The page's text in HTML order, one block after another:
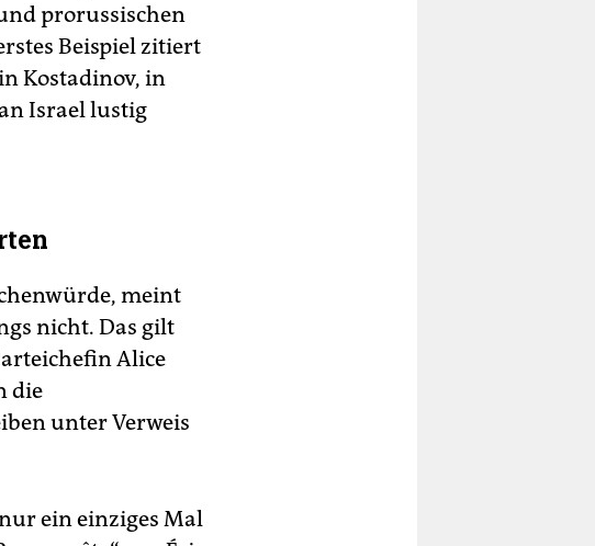
prorussischen
Beispiel zitiert
Kostadinov, in
Israel lustig
meint
nicht. Das gilt
Alice
die
unter Verweis
ein einziges Mal